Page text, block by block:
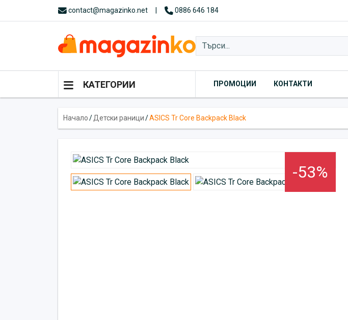
contact@magazinko.net 0886 646 184
КАТЕГОРИИ ПРОМОЦИИ КОНТАКТИ
Начало/Детски раници/ASICS Tr Core Backpack Black
-53%